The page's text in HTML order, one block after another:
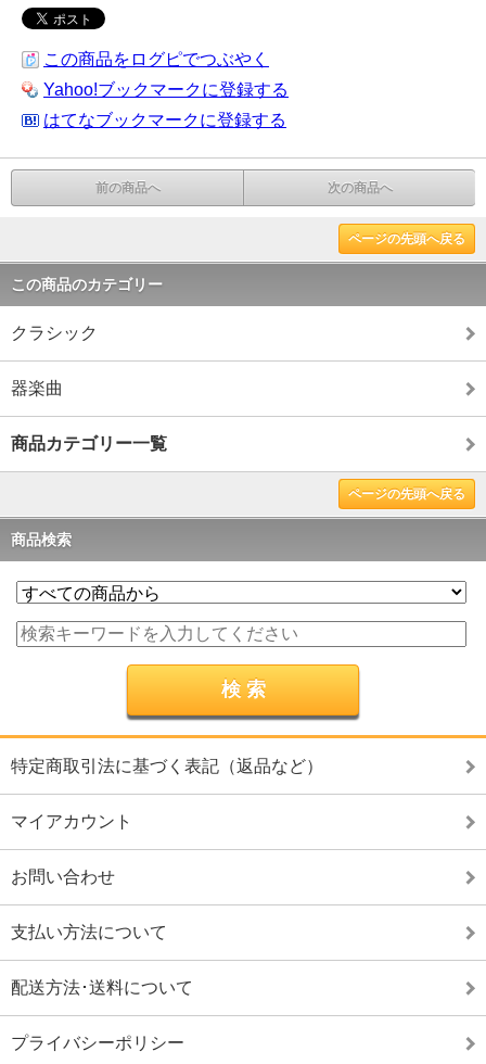
この商品をログピでつぶやく
Yahoo!ブックマークに登録する
はてなブックマークに登録する
前の商品へ 次の商品へ
ページの先頭へ戻る
この商品のカテゴリー
クラシック
器楽曲
商品カテゴリー一覧
ページの先頭へ戻る
商品検索
特定商取引法に基づく表記（返品など）
マイアカウント
お問い合わせ
支払い方法について
配送方法･送料について
プライバシーポリシー